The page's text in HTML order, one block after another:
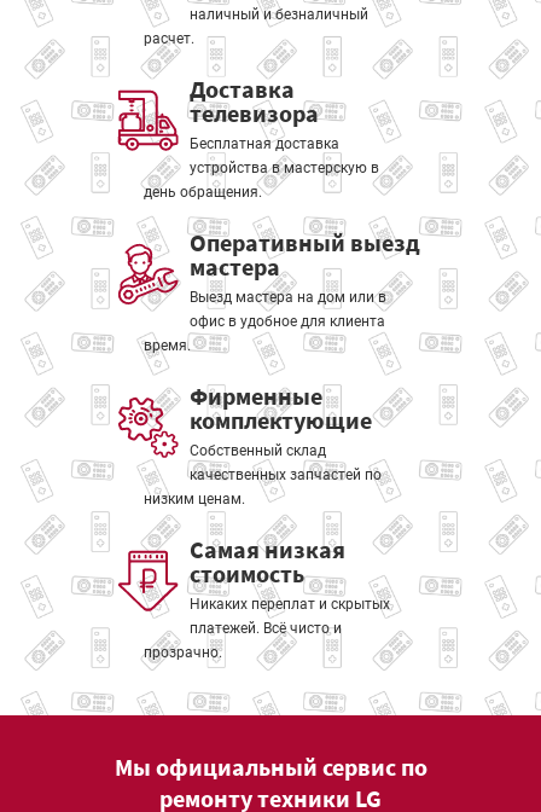
наличный и безналичный
расчет.
Доставка
телевизора
Бесплатная доставка
устройства в мастерскую в
день обращения.
Оперативный выезд
мастера
Выезд мастера на дом или в
офис в удобное для клиента
время.
Фирменные
комплектующие
Собственный склад
качественных запчастей по
низким ценам.
Самая низкая
стоимость
Никаких переплат и скрытых
платежей. Всё чисто и
прозрачно.
Мы официальный сервис по
ремонту техники LG